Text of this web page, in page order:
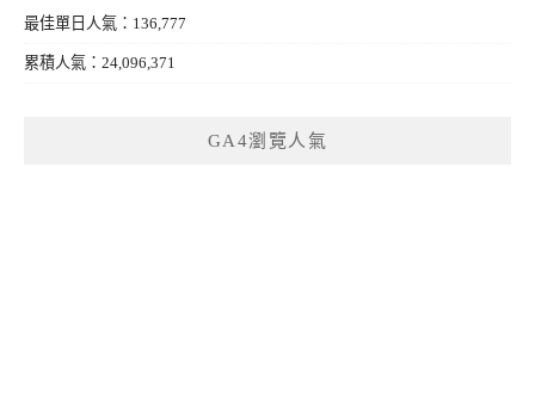
最佳單日人氣：136,777
累積人氣：24,096,371
GA4瀏覽人氣